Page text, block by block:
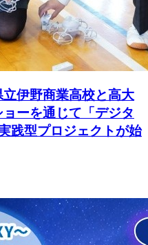
伊野商業高校と高大
ーを通じて「デジタ
践型プロジェクトが始